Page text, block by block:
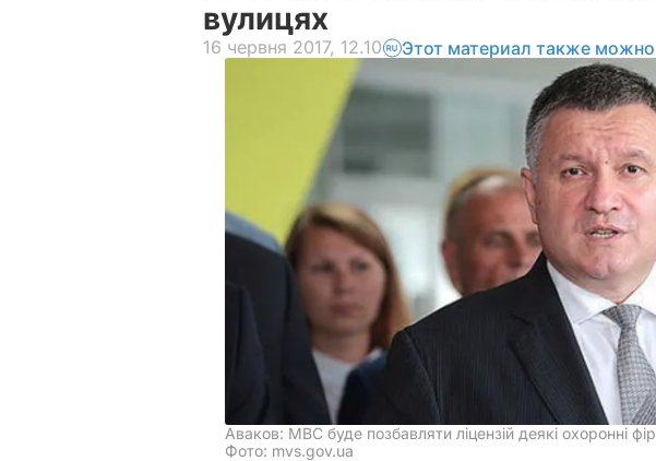
вулицях
16 червня 2017, 12.10 Этот материал также можно
Аваков: МВС буде позбавляти ліцензій деякі охоронні
Фото: mvs.gov.ua